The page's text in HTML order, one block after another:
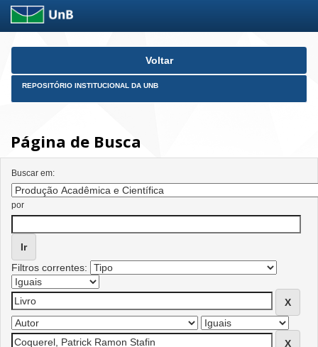
Skip
Voltar
REPOSITÓRIO INSTITUCIONAL DA UNB
Página de Busca
Buscar em:
por
Filtros correntes: